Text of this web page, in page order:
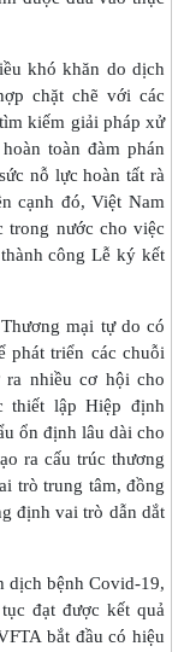
khó khăn do dịch
chặt chẽ với các
kiếm giải pháp xử
toàn đàm phán
nỗ lực hoàn tất rà
cạnh đó, Việt Nam
trong nước cho việc
công Lễ ký kết
mại tự do có
phát triển các chuỗi
nhiều cơ hội cho
thiết lập Hiệp định
ổn định lâu dài cho
ra cấu trúc thương
trò trung tâm, đồng
định vai trò dẫn dắt
dịch bệnh Covid-19,
đạt được kết quả
bắt đầu có hiệu